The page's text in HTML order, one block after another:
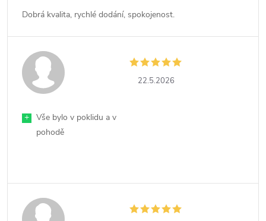
Dobrá kvalita, rychlé dodání, spokojenost.
22.5.2026
+
Vše bylo v poklidu a v
pohodě